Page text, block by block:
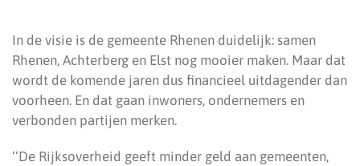
In de visie is de gemeente Rhenen duidelijk: samen
Rhenen, Achterberg en Elst nog mooier maken. Maar dat
wordt de komende jaren dus financieel uitdagender dan
voorheen. En dat gaan inwoners, ondernemers en
verbonden partijen merken.
‘‘De Rijksoverheid geeft minder geld aan gemeenten,